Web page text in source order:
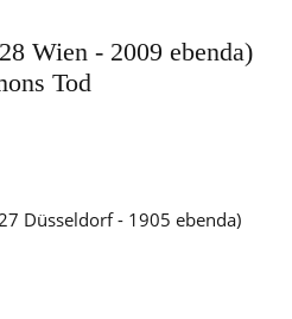
Wien - 2009 ebenda)
Tod